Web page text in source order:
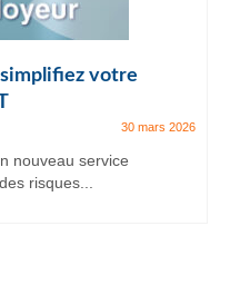
votre
30 mars 2026
nouveau service
risques...